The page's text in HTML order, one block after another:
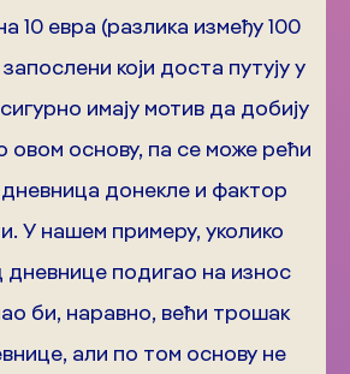
10 евра (разлика између 100
који доста путују у
имају мотив да добију
овом основу, па се може рећи
дневница донекле и фактор
У нашем примеру, уколико
подигао на износ
би, наравно, већи трошак
али по том основу не